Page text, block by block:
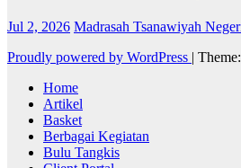
Jul 2, 2026 Madrasah Tsanawiyah
Proudly powered by WordPress |
Home
Artikel
Basket
Berbagai Kegiatan
Bulu Tangkis